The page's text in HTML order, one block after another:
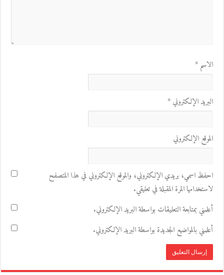
الاسم*
البريد الإلكتروني*
الموقع الإلكتروني
احفظ اسمي، بريدي الإلكتروني، والموقع الإلكتروني في هذا المتصفح
لاستخدامها المرة المقبلة في تعليقي.
أعلمني بمتابعة التعليقات بواسطة البريد الإلكتروني.
أعلمني بالمواضيع الجديدة بواسطة البريد الإلكتروني.